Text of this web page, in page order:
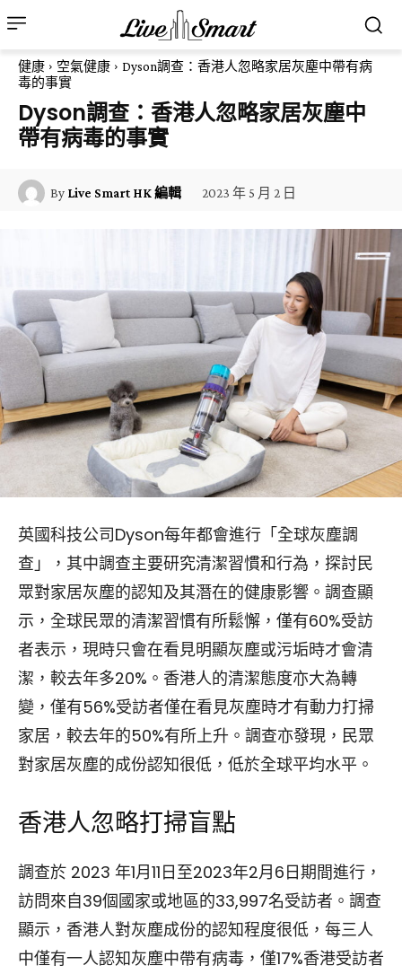
健康 空氣健康
Dyson調查：香港人忽略家居灰塵中帶有病
毒的事實
Dyson調查：香港人忽略家居灰塵中
帶有病毒的事實
By Live Smart HK 編輯 2023 年 5 月 2 日
英國科技公司Dyson每年都會進行「全球灰塵調
查」，其中調查主要研究清潔習慣和行為，探討民
眾對家居灰塵的認知及其潛在的健康影響。調查顯
示，全球民眾的清潔習慣有所鬆懈，僅有60%受訪
者表示，現時只會在看見明顯灰塵或污垢時才會清
潔，較去年多20%。香港人的清潔態度亦大為轉
變，僅有56%受訪者僅在看見灰塵時才有動力打掃
家居，較去年的50%有所上升。調查亦發現，民眾
對家居灰塵的成份認知很低，低於全球平均水平。
香港人忽略打掃盲點
調查於 2023 年1月11日至2023年2月6日期間進行，
訪問來自39個國家或地區的33,997名受訪者。調查
顯示，香港人對灰塵成份的認知程度很低，每三人
中僅有一人認知灰塵中帶有病毒，僅17%香港受訪者